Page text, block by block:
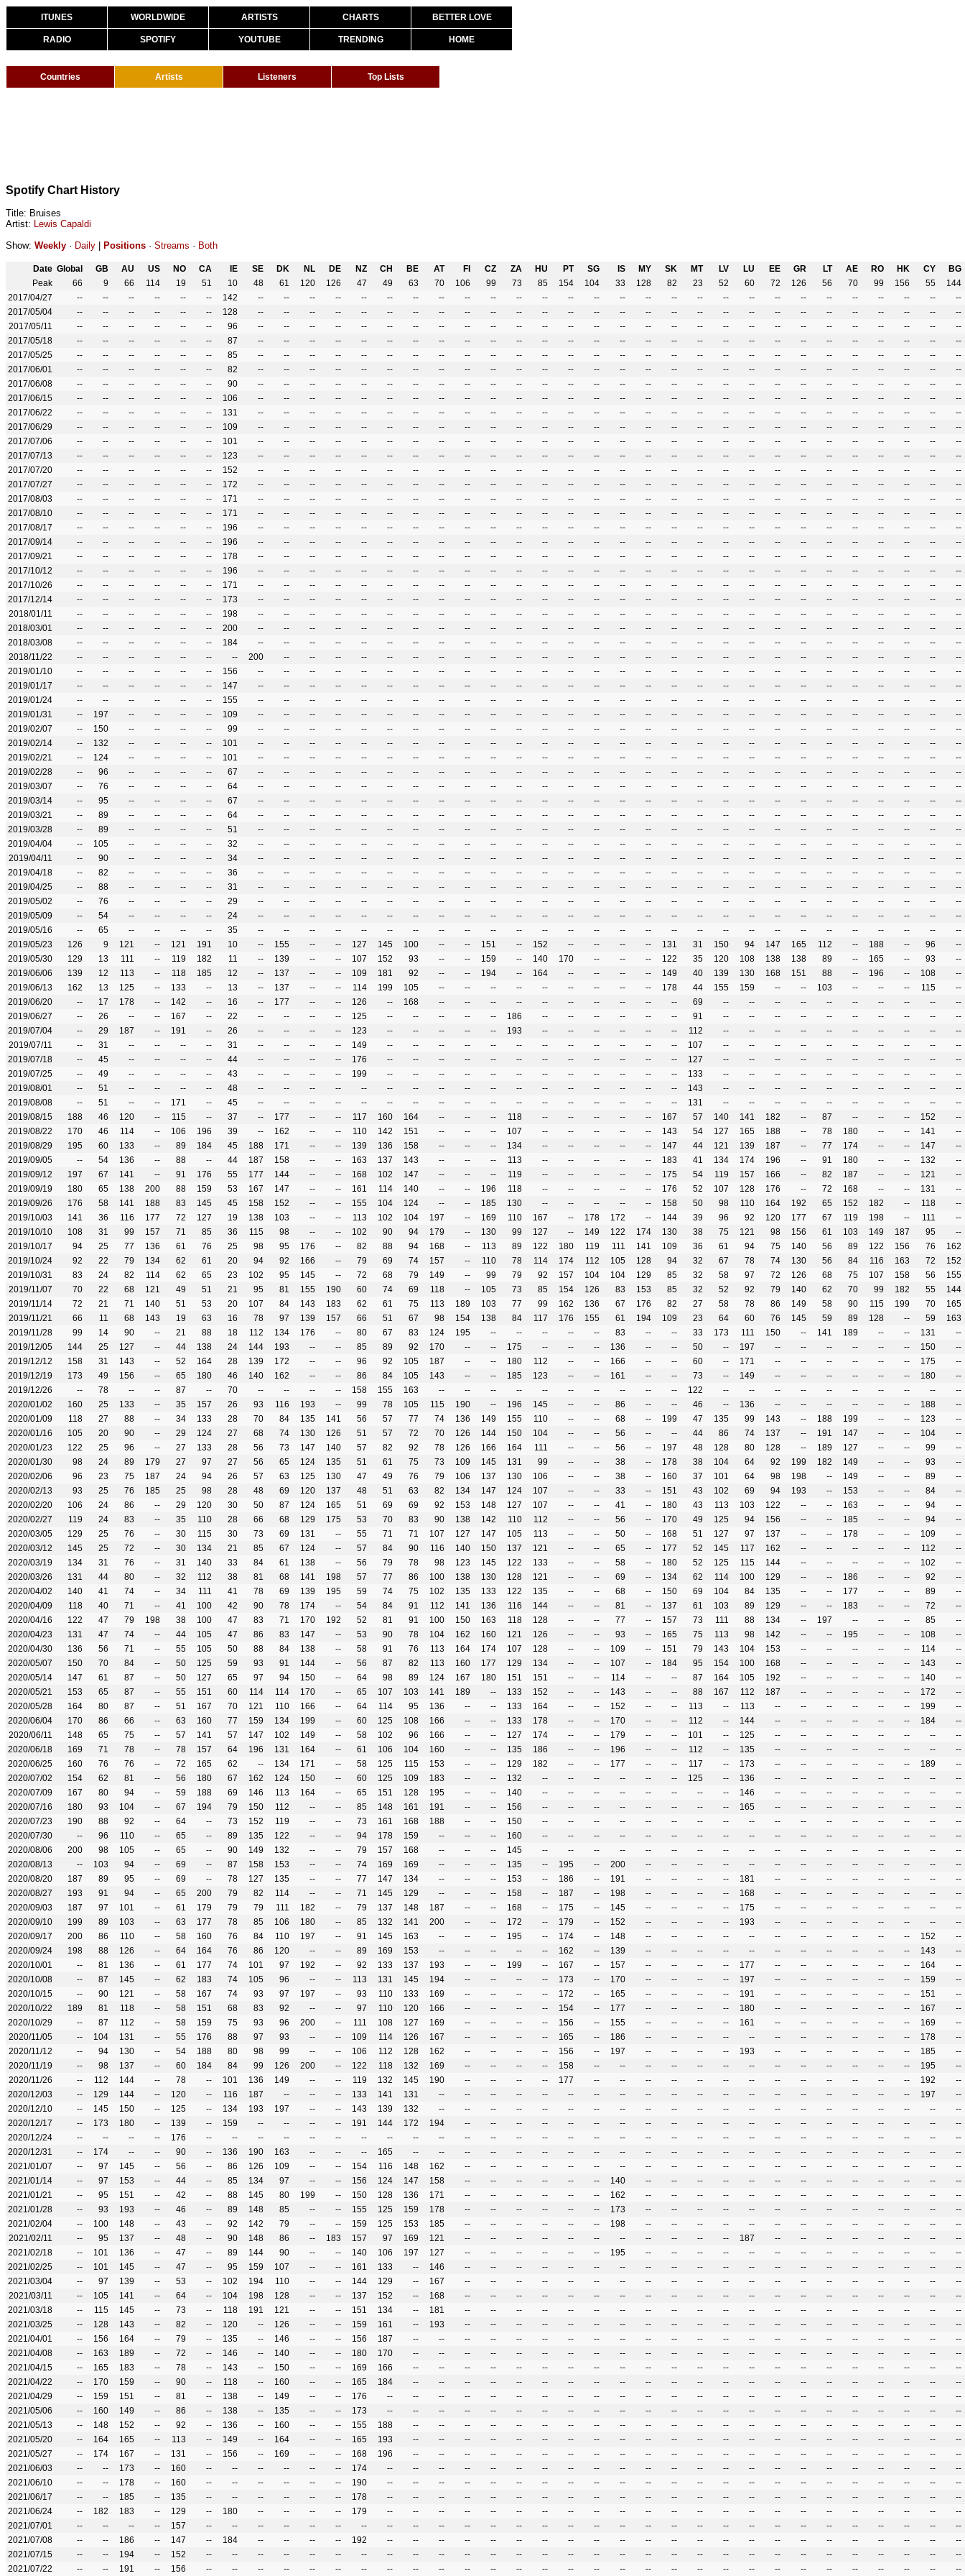
ITUNES WORLDWIDE ARTISTS CHARTS BETTER LOVE
RADIO SPOTIFY YOUTUBE TRENDING HOME
Countries Artists Listeners Top Lists
Spotify Chart History
Title: Bruises
Artist: Lewis Capaldi
Show: Weekly · Daily Positions · Streams · Both
Date Global GB AU US NO CA IE SE DK NL DE NZ CH BE AT FI CZ ZA HU PT SG IS MY SK MT LV LU EE GR LT AE RO HK CY
BG
Peak
66 9 66 114 19 51 10 48 61 120 126 47 49 63 70 106 99 73 85 154 104 33 128 82 23 52 60 72 126 56 70 99 156 55
144
2017/04/27
-- -- -- -- -- -- 142 -- -- -- -- -- -- -- -- -- -- -- -- -- -- -- -- -- -- -- -- -- -- -- -- -- -- --
--
2017/05/04
-- -- -- -- -- -- 128 -- -- -- -- -- -- -- -- -- -- -- -- -- -- -- -- -- -- -- -- -- -- -- -- -- -- --
--
2017/05/11
-- -- -- -- -- -- 96 -- -- -- -- -- -- -- -- -- -- -- -- -- -- -- -- -- -- -- -- -- -- -- -- -- -- --
--
2017/05/18
-- -- -- -- -- -- 87 -- -- -- -- -- -- -- -- -- -- -- -- -- -- -- -- -- -- -- -- -- -- -- -- -- -- --
--
2017/05/25
-- -- -- -- -- -- 85 -- -- -- -- -- -- -- -- -- -- -- -- -- -- -- -- -- -- -- -- -- -- -- -- -- -- --
--
2017/06/01
-- -- -- -- -- -- 82 -- -- -- -- -- -- -- -- -- -- -- -- -- -- -- -- -- -- -- -- -- -- -- -- -- -- --
--
2017/06/08
-- -- -- -- -- -- 90 -- -- -- -- -- -- -- -- -- -- -- -- -- -- -- -- -- -- -- -- -- -- -- -- -- -- --
--
2017/06/15
-- -- -- -- -- -- 106 -- -- -- -- -- -- -- -- -- -- -- -- -- -- -- -- -- -- -- -- -- -- -- -- -- -- --
--
2017/06/22
-- -- -- -- -- -- 131 -- -- -- -- -- -- -- -- -- -- -- -- -- -- -- -- -- -- -- -- -- -- -- -- -- -- --
--
2017/06/29
-- -- -- -- -- -- 109 -- -- -- -- -- -- -- -- -- -- -- -- -- -- -- -- -- -- -- -- -- -- -- -- -- -- --
--
2017/07/06
-- -- -- -- -- -- 101 -- -- -- -- -- -- -- -- -- -- -- -- -- -- -- -- -- -- -- -- -- -- -- -- -- -- --
--
2017/07/13
-- -- -- -- -- -- 123 -- -- -- -- -- -- -- -- -- -- -- -- -- -- -- -- -- -- -- -- -- -- -- -- -- -- --
--
2017/07/20
-- -- -- -- -- -- 152 -- -- -- -- -- -- -- -- -- -- -- -- -- -- -- -- -- -- -- -- -- -- -- -- -- -- --
--
2017/07/27
-- -- -- -- -- -- 172 -- -- -- -- -- -- -- -- -- -- -- -- -- -- -- -- -- -- -- -- -- -- -- -- -- -- --
--
2017/08/03
-- -- -- -- -- -- 171 -- -- -- -- -- -- -- -- -- -- -- -- -- -- -- -- -- -- -- -- -- -- -- -- -- -- --
--
2017/08/10
-- -- -- -- -- -- 171 -- -- -- -- -- -- -- -- -- -- -- -- -- -- -- -- -- -- -- -- -- -- -- -- -- -- --
--
2017/08/17
-- -- -- -- -- -- 196 -- -- -- -- -- -- -- -- -- -- -- -- -- -- -- -- -- -- -- -- -- -- -- -- -- -- --
--
2017/09/14
-- -- -- -- -- -- 196 -- -- -- -- -- -- -- -- -- -- -- -- -- -- -- -- -- -- -- -- -- -- -- -- -- -- --
--
2017/09/21
-- -- -- -- -- -- 178 -- -- -- -- -- -- -- -- -- -- -- -- -- -- -- -- -- -- -- -- -- -- -- -- -- -- --
--
2017/10/12
-- -- -- -- -- -- 196 -- -- -- -- -- -- -- -- -- -- -- -- -- -- -- -- -- -- -- -- -- -- -- -- -- -- --
--
2017/10/26
-- -- -- -- -- -- 171 -- -- -- -- -- -- -- -- -- -- -- -- -- -- -- -- -- -- -- -- -- -- -- -- -- -- --
--
2017/12/14
-- -- -- -- -- -- 173 -- -- -- -- -- -- -- -- -- -- -- -- -- -- -- -- -- -- -- -- -- -- -- -- -- -- --
--
2018/01/11
-- -- -- -- -- -- 198 -- -- -- -- -- -- -- -- -- -- -- -- -- -- -- -- -- -- -- -- -- -- -- -- -- -- --
--
2018/03/01
-- -- -- -- -- -- 200 -- -- -- -- -- -- -- -- -- -- -- -- -- -- -- -- -- -- -- -- -- -- -- -- -- -- --
--
2018/03/08
-- -- -- -- -- -- 184 -- -- -- -- -- -- -- -- -- -- -- -- -- -- -- -- -- -- -- -- -- -- -- -- -- -- --
--
2018/11/22
-- -- -- -- -- -- -- 200 -- -- -- -- -- -- -- -- -- -- -- -- -- -- -- -- -- -- -- -- -- -- -- -- -- --
--
2019/01/10
-- -- -- -- -- -- 156 -- -- -- -- -- -- -- -- -- -- -- -- -- -- -- -- -- -- -- -- -- -- -- -- -- -- --
--
2019/01/17
-- -- -- -- -- -- 147 -- -- -- -- -- -- -- -- -- -- -- -- -- -- -- -- -- -- -- -- -- -- -- -- -- -- --
--
2019/01/24
-- -- -- -- -- -- 155 -- -- -- -- -- -- -- -- -- -- -- -- -- -- -- -- -- -- -- -- -- -- -- -- -- -- --
--
2019/01/31
-- 197 -- -- -- -- 109 -- -- -- -- -- -- -- -- -- -- -- -- -- -- -- -- -- -- -- -- -- -- -- -- -- -- --
--
2019/02/07
-- 150 -- -- -- -- 99 -- -- -- -- -- -- -- -- -- -- -- -- -- -- -- -- -- -- -- -- -- -- -- -- -- -- --
--
2019/02/14
-- 132 -- -- -- -- 101 -- -- -- -- -- -- -- -- -- -- -- -- -- -- -- -- -- -- -- -- -- -- -- -- -- -- --
--
2019/02/21
-- 124 -- -- -- -- 101 -- -- -- -- -- -- -- -- -- -- -- -- -- -- -- -- -- -- -- -- -- -- -- -- -- -- --
--
2019/02/28
-- 96 -- -- -- -- 67 -- -- -- -- -- -- -- -- -- -- -- -- -- -- -- -- -- -- -- -- -- -- -- -- -- -- --
--
2019/03/07
-- 76 -- -- -- -- 64 -- -- -- -- -- -- -- -- -- -- -- -- -- -- -- -- -- -- -- -- -- -- -- -- -- -- --
--
2019/03/14
-- 95 -- -- -- -- 67 -- -- -- -- -- -- -- -- -- -- -- -- -- -- -- -- -- -- -- -- -- -- -- -- -- -- --
--
2019/03/21
-- 89 -- -- -- -- 64 -- -- -- -- -- -- -- -- -- -- -- -- -- -- -- -- -- -- -- -- -- -- -- -- -- -- --
--
2019/03/28
-- 89 -- -- -- -- 51 -- -- -- -- -- -- -- -- -- -- -- -- -- -- -- -- -- -- -- -- -- -- -- -- -- -- --
--
2019/04/04
-- 105 -- -- -- -- 32 -- -- -- -- -- -- -- -- -- -- -- -- -- -- -- -- -- -- -- -- -- -- -- -- -- -- --
--
2019/04/11
-- 90 -- -- -- -- 34 -- -- -- -- -- -- -- -- -- -- -- -- -- -- -- -- -- -- -- -- -- -- -- -- -- -- --
--
2019/04/18
-- 82 -- -- -- -- 36 -- -- -- -- -- -- -- -- -- -- -- -- -- -- -- -- -- -- -- -- -- -- -- -- -- -- --
--
2019/04/25
-- 88 -- -- -- -- 31 -- -- -- -- -- -- -- -- -- -- -- -- -- -- -- -- -- -- -- -- -- -- -- -- -- -- --
--
2019/05/02
-- 76 -- -- -- -- 29 -- -- -- -- -- -- -- -- -- -- -- -- -- -- -- -- -- -- -- -- -- -- -- -- -- -- --
--
2019/05/09
-- 54 -- -- -- -- 24 -- -- -- -- -- -- -- -- -- -- -- -- -- -- -- -- -- -- -- -- -- -- -- -- -- -- --
--
2019/05/16
-- 65 -- -- -- -- 35 -- -- -- -- -- -- -- -- -- -- -- -- -- -- -- -- -- -- -- -- -- -- -- -- -- -- --
--
2019/05/23
126 9 121 -- 121 191 10 -- 155 -- -- 127 145 100 -- -- 151 -- 152 -- -- -- -- 131 31 150 94 147 165 112 -- 188 -- 96
--
2019/05/30
129 13 111 -- 119 182 11 -- 139 -- -- 107 152 93 -- -- 159 -- 140 170 -- -- -- 122 35 120 108 138 138 89 -- 165 -- 93
--
2019/06/06
139 12 113 -- 118 185 12 -- 137 -- -- 109 181 92 -- -- 194 -- 164 -- -- -- -- 149 40 139 130 168 151 88 -- 196 -- 108
--
2019/06/13
162 13 125 -- 133 -- 13 -- 137 -- -- 114 199 105 -- -- -- -- -- -- -- -- -- 178 44 155 159 -- -- 103 -- -- -- 115
--
2019/06/20
-- 17 178 -- 142 -- 16 -- 177 -- -- 126 -- 168 -- -- -- -- -- -- -- -- -- -- 69 -- -- -- -- -- -- -- -- --
--
2019/06/27
-- 26 -- -- 167 -- 22 -- -- -- -- 125 -- -- -- -- -- 186 -- -- -- -- -- -- 91 -- -- -- -- -- -- -- -- --
--
2019/07/04
-- 29 187 -- 191 -- 26 -- -- -- -- 123 -- -- -- -- -- 193 -- -- -- -- -- -- 112 -- -- -- -- -- -- -- -- --
--
2019/07/11
-- 31 -- -- -- -- 31 -- -- -- -- 149 -- -- -- -- -- -- -- -- -- -- -- -- 107 -- -- -- -- -- -- -- -- --
--
2019/07/18
-- 45 -- -- -- -- 44 -- -- -- -- 176 -- -- -- -- -- -- -- -- -- -- -- -- 127 -- -- -- -- -- -- -- -- --
--
2019/07/25
-- 49 -- -- -- -- 43 -- -- -- -- 199 -- -- -- -- -- -- -- -- -- -- -- -- 133 -- -- -- -- -- -- -- -- --
--
2019/08/01
-- 51 -- -- -- -- 48 -- -- -- -- -- -- -- -- -- -- -- -- -- -- -- -- -- 143 -- -- -- -- -- -- -- -- --
--
2019/08/08
-- 51 -- -- 171 -- 45 -- -- -- -- -- -- -- -- -- -- -- -- -- -- -- -- -- 131 -- -- -- -- -- -- -- -- --
--
2019/08/15
188 46 120 -- 115 -- 37 -- 177 -- -- 117 160 164 -- -- -- 118 -- -- -- -- -- 167 57 140 141 182 -- 87 -- -- -- 152
--
2019/08/22
170 46 114 -- 106 196 39 -- 162 -- -- 110 142 151 -- -- -- 107 -- -- -- -- -- 143 54 127 165 188 -- 78 180 -- -- 141
--
2019/08/29
195 60 133 -- 89 184 45 188 171 -- -- 139 136 158 -- -- -- 134 -- -- -- -- -- 147 44 121 139 187 -- 77 174 -- -- 147
--
2019/09/05
-- 54 136 -- 88 -- 44 187 158 -- -- 163 137 143 -- -- -- 113 -- -- -- -- -- 183 41 134 174 196 -- 91 180 -- -- 132
--
2019/09/12
197 67 141 -- 91 176 55 177 144 -- -- 168 102 147 -- -- -- 119 -- -- -- -- -- 175 54 119 157 166 -- 82 187 -- -- 121
--
2019/09/19
180 65 138 200 88 159 53 167 147 -- -- 161 114 140 -- -- 196 118 -- -- -- -- -- 176 52 107 128 176 -- 72 168 -- -- 131
--
2019/09/26
176 58 141 188 83 145 45 158 152 -- -- 155 104 124 -- -- 185 130 -- -- -- -- -- 158 50 98 110 164 192 65 152 182 -- 118
--
2019/10/03
141 36 116 177 72 127 19 138 103 -- -- 113 102 104 197 -- 169 110 167 -- 178 172 -- 144 39 96 92 120 177 67 119 198 -- 111
--
2019/10/10
108 31 99 157 71 85 36 115 98 -- -- 102 90 94 179 -- 130 99 127 -- 149 122 174 130 38 75 121 98 156 61 103 149 187 95
--
2019/10/17
94 25 77 136 61 76 25 98 95 176 -- 82 88 94 168 -- 113 89 122 180 119 111 141 109 36 61 94 75 140 56 89 122 156 76
162
2019/10/24
92 22 79 134 62 61 20 94 92 166 -- 79 69 74 157 -- 110 78 114 174 112 105 128 94 32 67 78 74 130 56 84 116 163 72
152
2019/10/31
83 24 82 114 62 65 23 102 95 145 -- 72 68 79 149 -- 99 79 92 157 104 104 129 85 32 58 97 72 126 68 75 107 158 56
155
2019/11/07
70 22 68 121 49 51 21 95 81 155 190 60 74 69 118 -- 105 73 85 154 126 83 153 85 32 52 92 79 140 62 70 99 182 55
144
2019/11/14
72 21 71 140 51 53 20 107 84 143 183 62 61 75 113 189 103 77 99 162 136 67 176 82 27 58 78 86 149 58 90 115 199 70
165
2019/11/21
66 11 68 143 19 63 16 78 97 139 157 66 51 67 98 154 138 84 117 176 155 61 194 109 23 64 60 76 145 59 89 128 -- 59
163
2019/11/28
99 14 90 -- 21 88 18 112 134 176 -- 80 67 83 124 195 -- -- -- -- -- 83 -- -- 33 173 111 150 -- 141 189 -- -- 131
--
2019/12/05
144 25 127 -- 44 138 24 144 193 -- -- 85 89 92 170 -- -- 175 -- -- -- 136 -- -- 50 -- 197 -- -- -- -- -- -- 150
--
2019/12/12
158 31 143 -- 52 164 28 139 172 -- -- 96 92 105 187 -- -- 180 112 -- -- 166 -- -- 60 -- 171 -- -- -- -- -- -- 175
--
2019/12/19
173 49 156 -- 65 180 46 140 162 -- -- 86 84 105 143 -- -- 185 123 -- -- 161 -- -- 73 -- 149 -- -- -- -- -- -- 180
--
2019/12/26
-- 78 -- -- 87 -- 70 -- -- -- -- 158 155 163 -- -- -- -- -- -- -- -- -- -- 122 -- -- -- -- -- -- -- -- --
--
2020/01/02
160 25 133 -- 35 157 26 93 116 193 -- 99 78 105 115 190 -- 196 145 -- -- 86 -- -- 46 -- 136 -- -- -- -- -- -- 188
--
2020/01/09
118 27 88 -- 34 133 28 70 84 135 141 56 57 77 74 136 149 155 110 -- -- 68 -- 199 47 135 99 143 -- 188 199 -- -- 123
--
2020/01/16
105 20 90 -- 29 124 27 68 74 130 126 51 57 72 70 126 144 150 104 -- -- 56 -- -- 44 86 74 137 -- 191 147 -- -- 104
--
2020/01/23
122 25 96 -- 27 133 28 56 73 147 140 57 82 92 78 126 166 164 111 -- -- 56 -- 197 48 128 80 128 -- 189 127 -- -- 99
--
2020/01/30
98 24 89 179 27 97 27 56 65 124 135 51 61 75 73 109 145 131 99 -- -- 38 -- 178 38 104 64 92 199 182 149 -- -- 93
--
2020/02/06
96 23 75 187 24 94 26 57 63 125 130 47 49 76 79 106 137 130 106 -- -- 38 -- 160 37 101 64 98 198 -- 149 -- -- 89
--
2020/02/13
93 25 76 185 25 98 28 48 69 120 137 48 51 63 82 134 147 124 107 -- -- 33 -- 151 43 102 69 94 193 -- 153 -- -- 84
--
2020/02/20
106 24 86 -- 29 120 30 50 87 124 165 51 69 69 92 153 148 127 107 -- -- 41 -- 180 43 113 103 122 -- -- 163 -- -- 94
--
2020/02/27
119 24 83 -- 35 110 28 66 68 129 175 53 70 83 90 138 142 110 112 -- -- 56 -- 170 49 125 94 156 -- -- 185 -- -- 94
--
2020/03/05
129 25 76 -- 30 115 30 73 69 131 -- 55 71 71 107 127 147 105 113 -- -- 50 -- 168 51 127 97 137 -- -- 178 -- -- 109
--
2020/03/12
145 25 72 -- 30 134 21 85 67 124 -- 57 84 90 116 140 150 137 121 -- -- 65 -- 177 52 145 117 162 -- -- -- -- -- 112
--
2020/03/19
134 31 76 -- 31 140 33 84 61 138 -- 56 79 78 98 123 145 122 133 -- -- 58 -- 180 52 125 115 144 -- -- -- -- -- 102
--
2020/03/26
131 44 80 -- 32 112 38 81 68 141 198 57 77 86 100 138 130 128 121 -- -- 69 -- 134 62 114 100 129 -- -- 186 -- -- 92
--
2020/04/02
140 41 74 -- 34 111 41 78 69 139 195 59 74 75 102 135 133 122 135 -- -- 68 -- 150 69 104 84 135 -- -- 177 -- -- 89
--
2020/04/09
118 40 71 -- 41 100 42 90 78 174 -- 54 84 91 112 141 136 116 144 -- -- 81 -- 137 61 103 89 129 -- -- 183 -- -- 72
--
2020/04/16
122 47 79 198 38 100 47 83 71 170 192 52 81 91 100 150 163 118 128 -- -- 77 -- 157 73 111 88 134 -- 197 -- -- -- 85
--
2020/04/23
131 47 74 -- 44 105 47 86 83 147 -- 53 90 78 104 162 160 121 126 -- -- 93 -- 165 75 113 98 142 -- -- 195 -- -- 108
--
2020/04/30
136 56 71 -- 55 105 50 88 84 138 -- 58 91 76 113 164 174 107 128 -- -- 109 -- 151 79 143 104 153 -- -- -- -- -- 114
--
2020/05/07
150 70 84 -- 50 125 59 93 91 144 -- 56 87 82 113 160 177 129 134 -- -- 107 -- 184 95 154 100 168 -- -- -- -- -- 143
--
2020/05/14
147 61 87 -- 50 127 65 97 94 150 -- 64 98 89 124 167 180 151 151 -- -- 114 -- -- 87 164 105 192 -- -- -- -- -- 140
--
2020/05/21
153 65 87 -- 55 151 60 114 114 170 -- 65 107 103 141 189 -- 133 152 -- -- 143 -- -- 88 167 112 187 -- -- -- -- -- 172
--
2020/05/28
164 80 87 -- 51 167 70 121 110 166 -- 64 114 95 136 -- -- 133 164 -- -- 152 -- -- 113 -- 113 -- -- -- -- -- -- 199
--
2020/06/04
170 86 66 -- 63 160 77 159 134 199 -- 60 125 108 166 -- -- 133 178 -- -- 170 -- -- 112 -- 144 -- -- -- -- -- -- 184
--
2020/06/11
148 65 75 -- 57 141 57 147 102 149 -- 58 102 96 166 -- -- 127 174 -- -- 179 -- -- 101 -- 125 -- -- -- -- -- -- --
--
2020/06/18
169 71 78 -- 78 157 64 196 131 164 -- 61 106 104 160 -- -- 135 186 -- -- 196 -- -- 112 -- 135 -- -- -- -- -- -- --
--
2020/06/25
160 76 76 -- 72 165 62 -- 134 171 -- 58 125 115 153 -- -- 129 182 -- -- 177 -- -- 117 -- 173 -- -- -- -- -- -- 189
--
2020/07/02
154 62 81 -- 56 180 67 162 124 150 -- 60 125 109 183 -- -- 132 -- -- -- -- -- -- 125 -- 136 -- -- -- -- -- -- --
--
2020/07/09
167 80 94 -- 59 188 69 146 113 164 -- 65 151 128 195 -- -- 140 -- -- -- -- -- -- -- -- 146 -- -- -- -- -- -- --
--
2020/07/16
180 93 104 -- 67 194 79 150 112 -- -- 85 148 161 191 -- -- 156 -- -- -- -- -- -- -- -- 165 -- -- -- -- -- -- --
--
2020/07/23
190 88 92 -- 64 -- 73 152 119 -- -- 73 161 168 188 -- -- 150 -- -- -- -- -- -- -- -- -- -- -- -- -- -- -- --
--
2020/07/30
-- 96 110 -- 65 -- 89 135 122 -- -- 94 178 159 -- -- -- 160 -- -- -- -- -- -- -- -- -- -- -- -- -- -- -- --
--
2020/08/06
200 98 105 -- 65 -- 90 149 132 -- -- 79 157 168 -- -- -- 145 -- -- -- -- -- -- -- -- -- -- -- -- -- -- -- --
--
2020/08/13
-- 103 94 -- 69 -- 87 158 153 -- -- 74 169 169 -- -- -- 135 -- 195 -- 200 -- -- -- -- -- -- -- -- -- -- -- --
--
2020/08/20
187 89 95 -- 69 -- 78 127 135 -- -- 77 147 134 -- -- -- 153 -- 186 -- 191 -- -- -- -- 181 -- -- -- -- -- -- --
--
2020/08/27
193 91 94 -- 65 200 79 82 114 -- -- 71 145 129 -- -- -- 158 -- 187 -- 198 -- -- -- -- 168 -- -- -- -- -- -- --
--
2020/09/03
187 97 101 -- 61 179 79 79 111 182 -- 79 137 148 187 -- -- 168 -- 175 -- 145 -- -- -- -- 175 -- -- -- -- -- -- --
--
2020/09/10
199 89 103 -- 63 177 78 85 106 180 -- 85 132 141 200 -- -- 172 -- 179 -- 152 -- -- -- -- 193 -- -- -- -- -- -- --
--
2020/09/17
200 86 110 -- 58 160 76 84 110 197 -- 91 145 163 -- -- -- 195 -- 174 -- 148 -- -- -- -- -- -- -- -- -- -- -- 152
--
2020/09/24
198 88 126 -- 64 164 76 86 120 -- -- 89 169 153 -- -- -- -- -- 162 -- 139 -- -- -- -- -- -- -- -- -- -- -- 143
--
2020/10/01
-- 81 136 -- 61 177 74 101 97 192 -- 92 133 137 193 -- -- 199 -- 167 -- 157 -- -- -- -- 177 -- -- -- -- -- -- 164
--
2020/10/08
-- 87 145 -- 62 183 74 105 96 -- -- 113 131 145 194 -- -- -- -- 173 -- 170 -- -- -- -- 197 -- -- -- -- -- -- 159
--
2020/10/15
-- 90 121 -- 58 167 74 93 97 197 -- 93 110 133 169 -- -- -- -- 172 -- 165 -- -- -- -- 191 -- -- -- -- -- -- 151
--
2020/10/22
189 81 118 -- 58 151 68 83 92 -- -- 97 110 120 166 -- -- -- -- 154 -- 177 -- -- -- -- 180 -- -- -- -- -- -- 167
--
2020/10/29
-- 87 112 -- 58 159 75 93 96 200 -- 111 108 127 169 -- -- -- -- 156 -- 155 -- -- -- -- 161 -- -- -- -- -- -- 169
--
2020/11/05
-- 104 131 -- 55 176 88 97 93 -- -- 109 114 126 167 -- -- -- -- 165 -- 186 -- -- -- -- -- -- -- -- -- -- -- 178
--
2020/11/12
-- 94 130 -- 54 188 80 98 99 -- -- 106 112 128 162 -- -- -- -- 156 -- 197 -- -- -- -- 193 -- -- -- -- -- -- 185
--
2020/11/19
-- 98 137 -- 60 184 84 99 126 200 -- 122 118 132 169 -- -- -- -- 158 -- -- -- -- -- -- -- -- -- -- -- -- -- 195
--
2020/11/26
-- 112 144 -- 78 -- 101 136 149 -- -- 119 132 145 190 -- -- -- -- 177 -- -- -- -- -- -- -- -- -- -- -- -- -- 192
--
2020/12/03
-- 129 144 -- 120 -- 116 187 -- -- -- 133 141 131 -- -- -- -- -- -- -- -- -- -- -- -- -- -- -- -- -- -- -- 197
--
2020/12/10
-- 145 150 -- 125 -- 134 193 197 -- -- 143 139 132 -- -- -- -- -- -- -- -- -- -- -- -- -- -- -- -- -- -- -- --
--
2020/12/17
-- 173 180 -- 139 -- 159 -- -- -- -- 191 144 172 194 -- -- -- -- -- -- -- -- -- -- -- -- -- -- -- -- -- -- --
--
2020/12/24
-- -- -- -- 176 -- -- -- -- -- -- -- -- -- -- -- -- -- -- -- -- -- -- -- -- -- -- -- -- -- -- -- -- --
--
2020/12/31
-- 174 -- -- 90 -- 136 190 163 -- -- -- 165 -- -- -- -- -- -- -- -- -- -- -- -- -- -- -- -- -- -- -- -- --
--
2021/01/07
-- 97 145 -- 56 -- 86 126 109 -- -- 154 116 148 162 -- -- -- -- -- -- -- -- -- -- -- -- -- -- -- -- -- -- --
--
2021/01/14
-- 97 153 -- 44 -- 85 134 97 -- -- 156 124 147 158 -- -- -- -- -- -- 140 -- -- -- -- -- -- -- -- -- -- -- --
--
2021/01/21
-- 95 151 -- 42 -- 88 145 80 199 -- 150 128 136 171 -- -- -- -- -- -- 162 -- -- -- -- -- -- -- -- -- -- -- --
--
2021/01/28
-- 93 193 -- 46 -- 89 148 85 -- -- 155 125 159 178 -- -- -- -- -- -- 173 -- -- -- -- -- -- -- -- -- -- -- --
--
2021/02/04
-- 100 148 -- 43 -- 92 142 79 -- -- 159 125 153 185 -- -- -- -- -- -- 198 -- -- -- -- -- -- -- -- -- -- -- --
--
2021/02/11
-- 95 137 -- 48 -- 90 148 86 -- 183 157 97 169 121 -- -- -- -- -- -- -- -- -- -- -- 187 -- -- -- -- -- -- --
--
2021/02/18
-- 101 136 -- 47 -- 89 144 90 -- -- 140 106 197 127 -- -- -- -- -- -- 195 -- -- -- -- -- -- -- -- -- -- -- --
--
2021/02/25
-- 101 145 -- 47 -- 95 159 107 -- -- 161 133 -- 146 -- -- -- -- -- -- -- -- -- -- -- -- -- -- -- -- -- -- --
--
2021/03/04
-- 97 139 -- 53 -- 102 194 110 -- -- 144 129 -- 167 -- -- -- -- -- -- -- -- -- -- -- -- -- -- -- -- -- -- --
--
2021/03/11
-- 105 141 -- 64 -- 104 198 128 -- -- 137 152 -- 168 -- -- -- -- -- -- -- -- -- -- -- -- -- -- -- -- -- -- --
--
2021/03/18
-- 115 145 -- 73 -- 118 191 121 -- -- 151 134 -- 181 -- -- -- -- -- -- -- -- -- -- -- -- -- -- -- -- -- -- --
--
2021/03/25
-- 128 143 -- 82 -- 120 -- 126 -- -- 159 161 -- 193 -- -- -- -- -- -- -- -- -- -- -- -- -- -- -- -- -- -- --
--
2021/04/01
-- 156 164 -- 79 -- 135 -- 146 -- -- 156 187 -- -- -- -- -- -- -- -- -- -- -- -- -- -- -- -- -- -- -- -- --
--
2021/04/08
-- 163 189 -- 72 -- 146 -- 140 -- -- 180 170 -- -- -- -- -- -- -- -- -- -- -- -- -- -- -- -- -- -- -- -- --
--
2021/04/15
-- 165 183 -- 78 -- 143 -- 150 -- -- 169 166 -- -- -- -- -- -- -- -- -- -- -- -- -- -- -- -- -- -- -- -- --
--
2021/04/22
-- 170 159 -- 90 -- 118 -- 160 -- -- 165 184 -- -- -- -- -- -- -- -- -- -- -- -- -- -- -- -- -- -- -- -- --
--
2021/04/29
-- 159 151 -- 81 -- 138 -- 149 -- -- 176 -- -- -- -- -- -- -- -- -- -- -- -- -- -- -- -- -- -- -- -- -- --
--
2021/05/06
-- 160 149 -- 86 -- 138 -- 135 -- -- 173 -- -- -- -- -- -- -- -- -- -- -- -- -- -- -- -- -- -- -- -- -- --
--
2021/05/13
-- 148 152 -- 92 -- 136 -- 160 -- -- 155 188 -- -- -- -- -- -- -- -- -- -- -- -- -- -- -- -- -- -- -- -- --
--
2021/05/20
-- 164 165 -- 113 -- 149 -- 164 -- -- 165 193 -- -- -- -- -- -- -- -- -- -- -- -- -- -- -- -- -- -- -- -- --
--
2021/05/27
-- 174 167 -- 131 -- 156 -- 169 -- -- 168 196 -- -- -- -- -- -- -- -- -- -- -- -- -- -- -- -- -- -- -- -- --
--
2021/06/03
-- -- 173 -- 160 -- -- -- -- -- -- 174 -- -- -- -- -- -- -- -- -- -- -- -- -- -- -- -- -- -- -- -- -- --
--
2021/06/10
-- -- 178 -- 160 -- -- -- -- -- -- 190 -- -- -- -- -- -- -- -- -- -- -- -- -- -- -- -- -- -- -- -- -- --
--
2021/06/17
-- -- 185 -- 135 -- -- -- -- -- -- 178 -- -- -- -- -- -- -- -- -- -- -- -- -- -- -- -- -- -- -- -- -- --
--
2021/06/24
-- 182 183 -- 129 -- 180 -- -- -- -- 179 -- -- -- -- -- -- -- -- -- -- -- -- -- -- -- -- -- -- -- -- -- --
--
2021/07/01
-- -- -- -- 157 -- -- -- -- -- -- -- -- -- -- -- -- -- -- -- -- -- -- -- -- -- -- -- -- -- -- -- -- --
--
2021/07/08
-- -- 186 -- 147 -- 184 -- -- -- -- 192 -- -- -- -- -- -- -- -- -- -- -- -- -- -- -- -- -- -- -- -- -- --
--
2021/07/15
-- -- 194 -- 152 -- -- -- -- -- -- -- -- -- -- -- -- -- -- -- -- -- -- -- -- -- -- -- -- -- -- -- -- --
--
2021/07/22
-- -- 191 -- 156 -- -- -- -- -- -- -- -- -- -- -- -- -- -- -- -- -- -- -- -- -- -- -- -- -- -- -- -- -- --